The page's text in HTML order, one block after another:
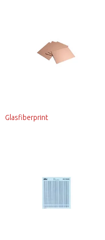
Glasfiberprint